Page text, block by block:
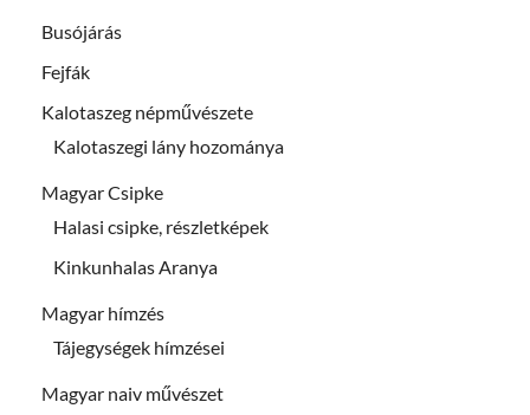
Busójárás
Fejfák
Kalotaszeg népművészete
Kalotaszegi lány hozománya
Magyar Csipke
Halasi csipke, részletképek
Kinkunhalas Aranya
Magyar hímzés
Tájegységek hímzései
Magyar naiv művészet